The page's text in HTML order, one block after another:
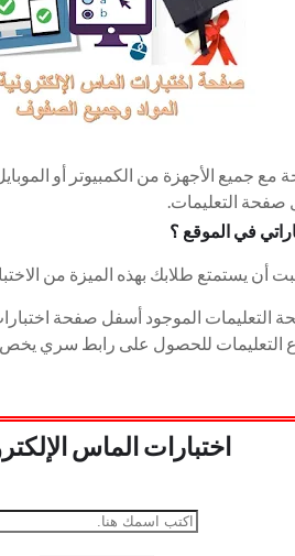
مع جميع الأجهزة من الكمبيوتر أو
صفحة التعليمات.
في الموقع ؟
أن يستمتع طلابك بهذه الميزة من
الموجود أسفل صفحة اختبارات
التعليمات للحصول على رابط سري يخص
اختبارات الماس